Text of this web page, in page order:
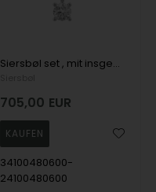
Siersbøl set , mit insgesamt 0,50 ct Top Wesselston VS2
705,00 EUR
34100480600-
24100480600